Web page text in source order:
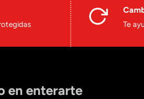
Te
en enterarte